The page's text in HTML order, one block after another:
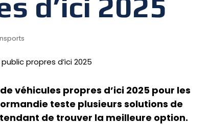
véhicules propres d’ici 2025 pour les
teste plusieurs solutions de
de trouver la meilleure option.